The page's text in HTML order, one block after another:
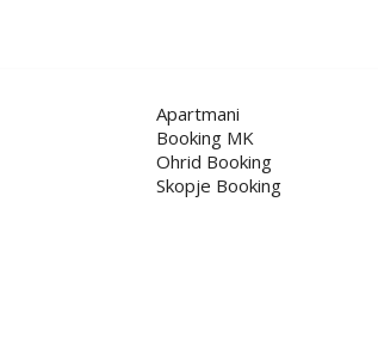
Apartmani
Booking MK
Ohrid Booking
Skopje Booking